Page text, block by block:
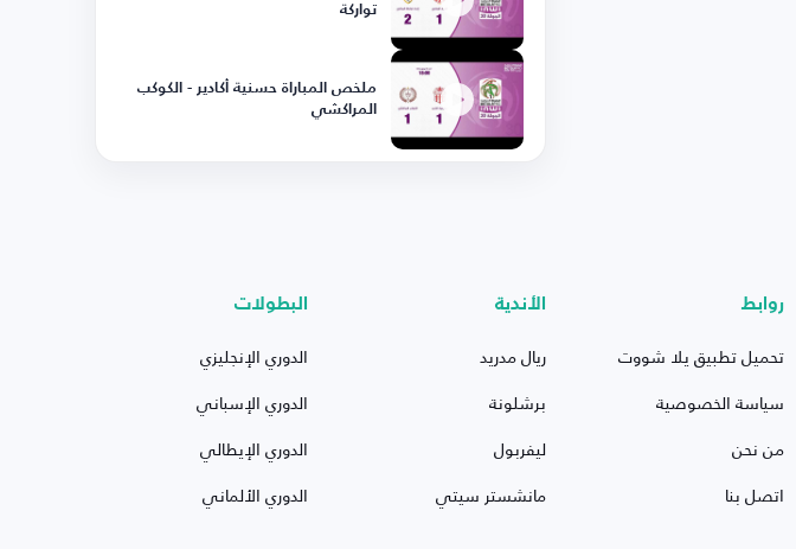
تواركة
ملخص المباراة حسنية أكادير - الكوكب
المراكشي
روابط
تحميل تطبيق يلا شووت
سياسة الخصوصية
من نحن
اتصل بنا
الأندية
ريال مدريد
برشلونة
ليفربول
مانشستر سيتي
البطولات
الدوري الإنجليزي
الدوري الإسباني
الدوري الإيطالي
الدوري الألماني